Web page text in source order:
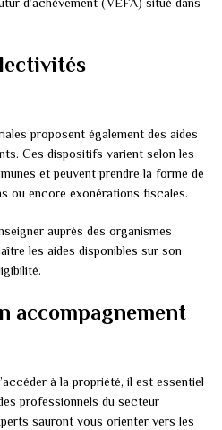
proposent également des aides
Ces dispositifs varient selon les
et peuvent prendre la forme de
ou encore exonérations fiscales.
auprès des organismes
les aides disponibles sur son
accompagnement
à la propriété, il est essentiel
professionnels du secteur
sauront vous orienter vers les